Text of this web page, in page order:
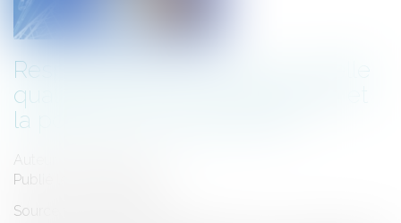
Responsabilité décennale : Quelle
qualification pour la conception et
la pose d'une climatisation ?
Auteur : MEDINA Jean-Luc
Publié le :
Source :